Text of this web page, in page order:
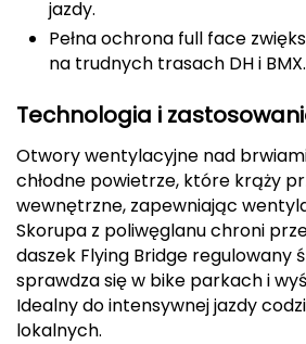
Deuter
EISBAR
ENERO
ENERO CAMP
ENERO PRO
jazdy.
Pełna ochrona full face
na trudnych trasach DH i BMX.
Technologia i
Otwory wentylacyjne nad
chłodne powietrze, które krąży
wewnętrzne, zapewniając
Skorupa z poliwęglanu chroni
daszek Flying Bridge regulowany
sprawdza się w bike parkach i
Idealny do intensywnej jazdy
lokalnych.